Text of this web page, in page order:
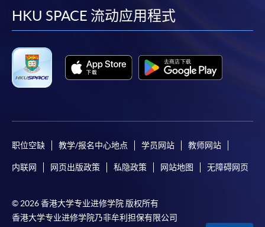
facebook
youtube
linkedin
HKU SPACE 流动应用程式
职位空缺 教学/报名中心地点 学员网站 教师网站
内联网 网页出版政策 私隐政策 网站地图 无障碍网页
© 2026 香港大学专业进修学院 版权所有
香港大学专业进修学院乃非牟利担保有限公司